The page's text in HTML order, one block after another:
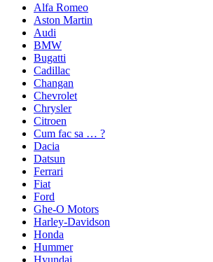
Alfa Romeo
Aston Martin
Audi
BMW
Bugatti
Cadillac
Changan
Chevrolet
Chrysler
Citroen
Cum fac sa … ?
Dacia
Datsun
Ferrari
Fiat
Ford
Ghe-O Motors
Harley-Davidson
Honda
Hummer
Hyundai